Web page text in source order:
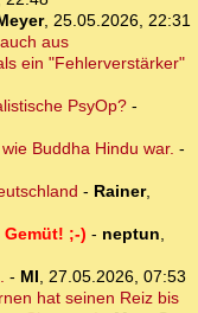
, 25.05.2026, 22:31
aus
ein "Fehlerverstärker"
PsyOp?-
Buddha Hindu war. -
- Rainer,
;-) - neptun,
- MI, 27.05.2026, 07:53
hat seinen Reiz bis